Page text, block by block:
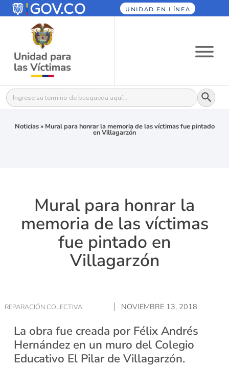
UNIDAD EN LÍNEA
Buscar: Botón
Noticias» Mural para honrar la memoria de las víctimas fue pintado
en Villagarzón
Mural para honrar la
memoria de las víctimas
fue pintado en
Villagarzón
REPARACIÓN COLECTIVA NOVIEMBRE 13, 2018
La obra fue creada por Félix Andrés
Hernández en un muro del Colegio
Educativo El Pilar de Villagarzón.